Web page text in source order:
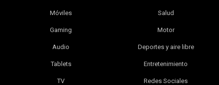
Móviles
Gaming
Audio
Tablets
TV
Salud
Motor
Deportes y aire libre
Entretenimiento
Redes Sociales